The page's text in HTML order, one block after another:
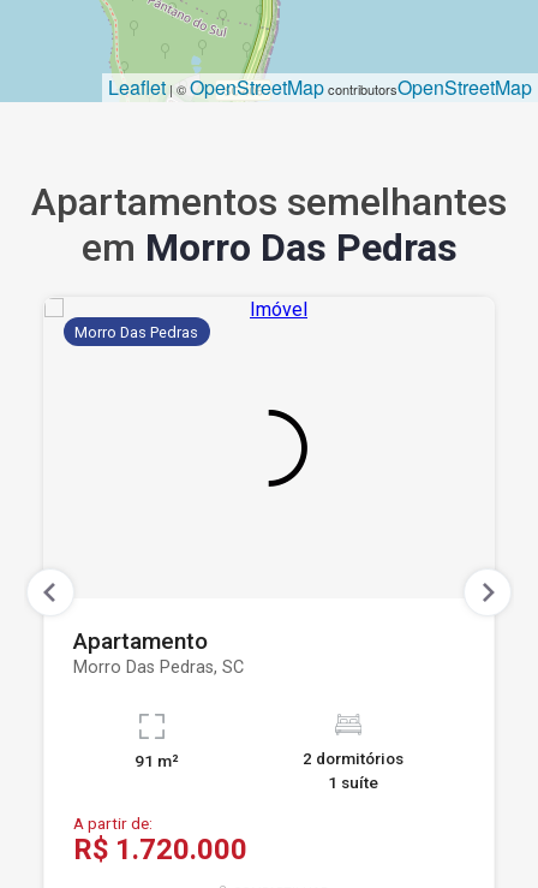
Leaflet | ©OpenStreetMapcontributorsOpenStreetMap
Apartamentos semelhantes
em Morro Das Pedras
Morro Das Pedras
Apartamento
Morro Das Pedras, SC
91 m²
2 dormitórios
1 suíte
A partir de:
R$ 1.720.000